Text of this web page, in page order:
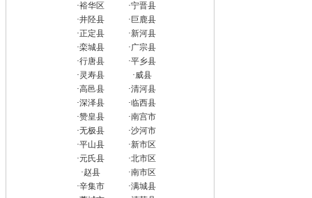
·裕华区 ·宁晋县
·井陉县 · 巨鹿县
·正定县 ·新河县
·栾城县 ·广宗县
·行唐县 ·平乡县
·灵寿县 ·威县
·高邑县 ·清河县
·深泽县 ·临西县
·赞皇县 ·南宫市
·无极县 ·沙河市
·平山县 ·新市区
·元氏县 ·北市区
·赵县 ·南市区
·辛集市 ·满城县